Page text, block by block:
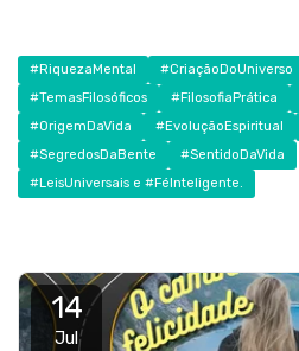
#RiquezaMental #CriaçãoDoUniverso
#TemasFilosóficos
#FilosofiaPrática
#OrigemDaVida
#EvoluçãoEspiritual
#SegredosDaBente
#SentidoDaVida
#LeisUniversais e #FéInteligente.
14
Jul